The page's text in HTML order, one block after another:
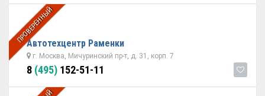
ПРОВЕРЕННЫЙ
Автотехцентр Раменки
г. Москва, Мичуринский пр-т, д. 31, корп. 7
8 (495) 152-51-11